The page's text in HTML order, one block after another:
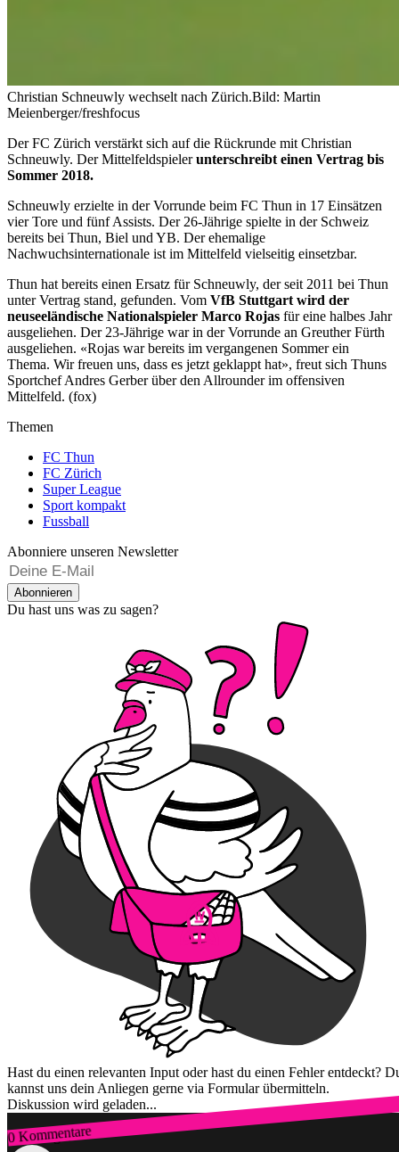
Christian Schneuwly wechselt nach Zürich.Bild: Martin
Meienberger/freshfocus
Der FC Zürich verstärkt sich auf die Rückrunde mit Christian
Schneuwly. Der Mittelfeldspielerunterschreibt einen Vertrag bis
Sommer 2018.
Schneuwly erzielte in der Vorrunde beim FC Thun in 17 Einsätzen
vier Tore und fünf Assists. Der 26-Jährige spielte in der Schweiz
bereits bei Thun, Biel und YB. Der ehemalige
Nachwuchsinternationale ist im Mittelfeld vielseitig einsetzbar.
Thun hat bereits einen Ersatz für Schneuwly, der seit 2011 bei Thun
unter Vertrag stand, gefunden. Vom VfB Stuttgart wird der
neuseeländische Nationalspieler Marco Rojas für eine halbes Jahr
ausgeliehen. Der 23-Jährige war in der Vorrunde an Greuther Fürth
ausgeliehen. «Rojas war bereits im vergangenen Sommer ein
Thema. Wir freuen uns, dass es jetzt geklappt hat», freut sich Thuns
Sportchef Andres Gerber über den Allrounder im offensiven
Mittelfeld. (fox)
Themen
FC Thun
FC Zürich
Super League
Sport kompakt
Fussball
Abonniere unseren Newsletter
Abonnieren
Du hast uns was zu sagen?
Hast du einen relevanten Input oder hast du einen Fehler entdeckt?
kannst uns dein Anliegen gerne via Formular übermitteln.
Diskussion wird geladen...
0 Kommentare
Zum Login